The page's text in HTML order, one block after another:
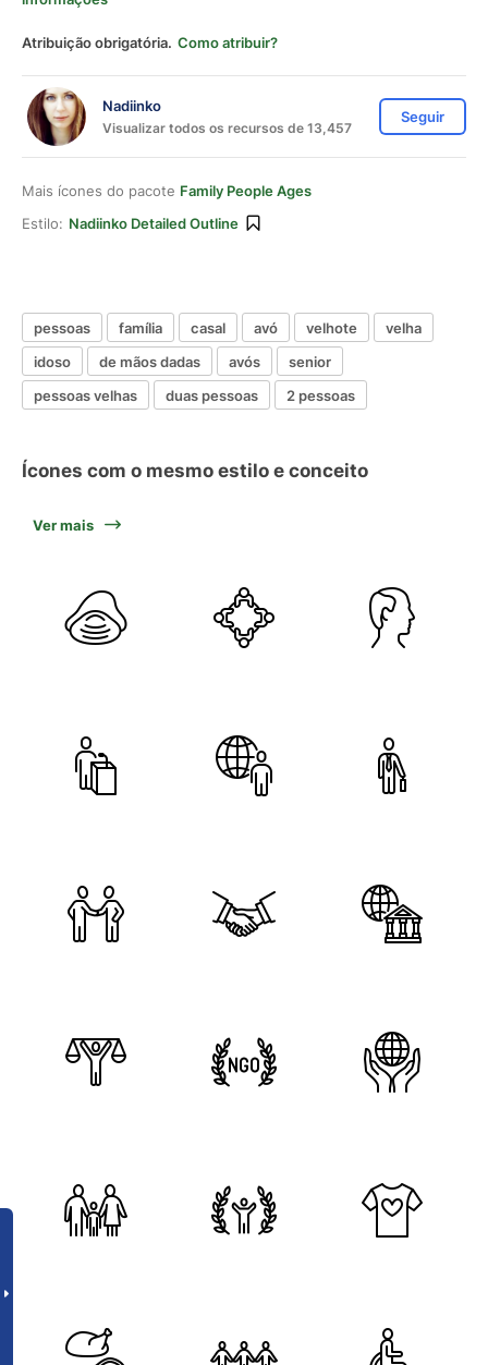
Atribuição obrigatória. Como atribuir?
Nadiinko
Visualizar todos os recursos de 13,457
Seguir
Mais ícones do pacote Family People Ages
Estilo: Nadiinko Detailed Outline
pessoas família casal avó velhote
velha
idoso
de mãos dadas avós
senior
pessoas velhas
duas pessoas 2 pessoas
Ícones com o mesmo estilo e conceito
Ver mais